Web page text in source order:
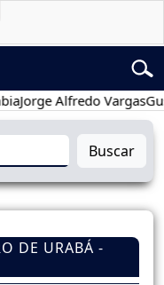
Alfredo VargasGustavo
Buscar
DE URABÁ -